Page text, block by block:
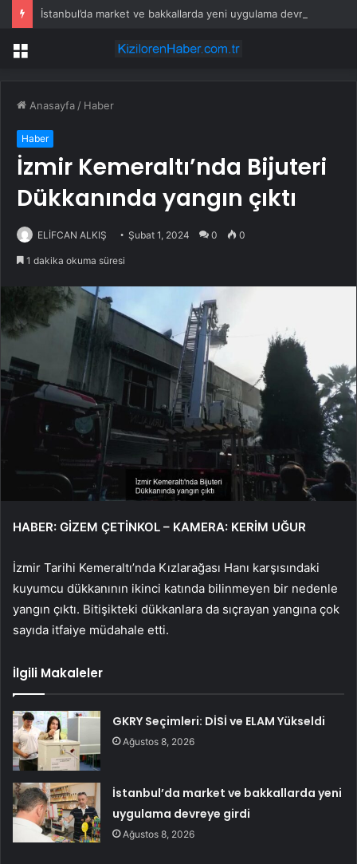
Menü
Anasayfa / Haber
Haber
İzmir Kemeraltı’nda Bijuteri
Dükkanında yangın çıktı
ELİFCAN ALKIŞ Şubat 1, 2024 0 0
1 dakika okuma süresi
HABER: GİZEM ÇETİNKOL – KAMERA: KERİM UĞUR
İzmir Tarihi Kemeraltı’nda Kızlarağası Hanı karşısındaki
kuyumcu dükkanının ikinci katında bilinmeyen bir nedenle
yangın çıktı. Bitişikteki dükkanlara da sıçrayan yangına çok
sayıda itfaiye müdahale etti.
İlgili Makaleler
GKRY Seçimleri: DİSİ ve ELAM Yükseldi
Ağustos 8, 2026
İstanbul’da market ve bakkallarda yeni
uygulama devreye girdi
Ağustos 8, 2026